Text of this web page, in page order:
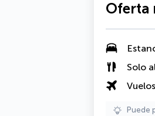
Oferta
Solo
Puede